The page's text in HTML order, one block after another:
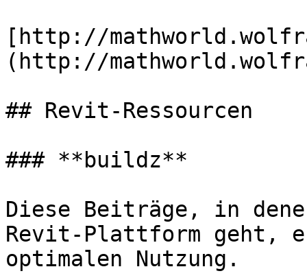
[http://
(http://
## Revit-Ressourcen
### **buildz**
Diese Beiträge, in
Revit-Plattform geht,
optimalen Nutzung.